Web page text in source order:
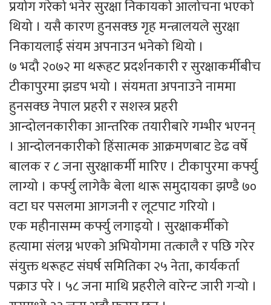
प्रयोग गरेको भनेर सुरक्षा निकायको आलोचना भएको
थियो । यसै कारण हुनसक्छ गृह मन्त्रालयले सुरक्षा
निकायलाई संयम अपनाउन भनेको थियो ।
७ भदौ २०७२ मा थरूहट प्रदर्शनकारी र सुरक्षाकर्मीबीच
टीकापुरमा झडप भयो । संयमता अपनाउने नाममा
हुनसक्छ नेपाल प्रहरी र सशस्त्र प्रहरी
आन्दोलनकारीका आन्तरिक तयारीबारे गम्भीर भएनन्
। आन्दोलनकारीको हिंसात्मक आक्रमणबाट डेढ वर्षे
बालक र ८ जना सुरक्षाकर्मी मारिए । टीकापुरमा कर्फ्यु
लाग्यो । कर्फ्यु लागेकै बेला थारू समुदायका झण्डै ७०
वटा घर पसलमा आगजनी र लूटपाट गरियो ।
एक महीनासम्म कर्फ्यु लगाइयो । सुरक्षाकर्मीको
हत्यामा संलग्न भएको अभियोगमा तत्कालै र पछि गरेर
संयुक्त थरूहट संघर्ष समितिका २५ नेता, कार्यकर्ता
पक्राउ परे । ५८ जना माथि प्रहरीले वारेन्ट जारी गर्‍यो ।